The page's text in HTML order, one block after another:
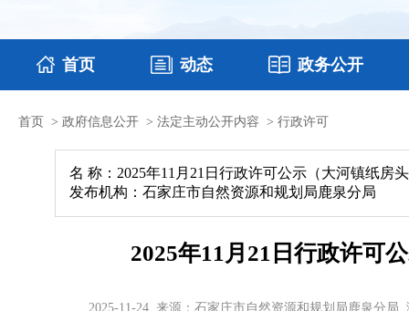
首页 动态
国务要闻 鹿泉要闻 图片新闻
政务公开
本区文件 财政预决算
首页 > 政府信息公开 > 法定主动公开内容 > 行政许可
名 称：2025年11月21日行政许可公示（大河镇纸房
发布机构：石家庄市自然资源和规划局鹿泉分局
2025年11月21日行政许可
2025-11-24 来源：石家庄市自然资源和规划局鹿泉分局